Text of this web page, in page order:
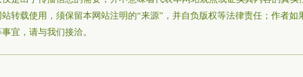
转载使用，须保留本网站注明的“来源”，并自负版权等法律责任；作者如
宜，请与我们接洽。